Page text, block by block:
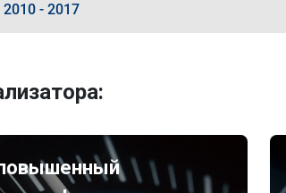
- 2017